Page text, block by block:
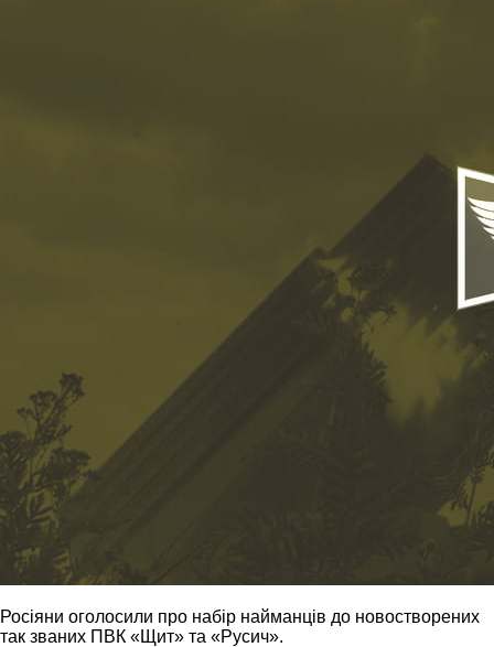
Росіяни оголосили про набір найманців до новостворених
так званих ПВК «Щит» та «Русич».